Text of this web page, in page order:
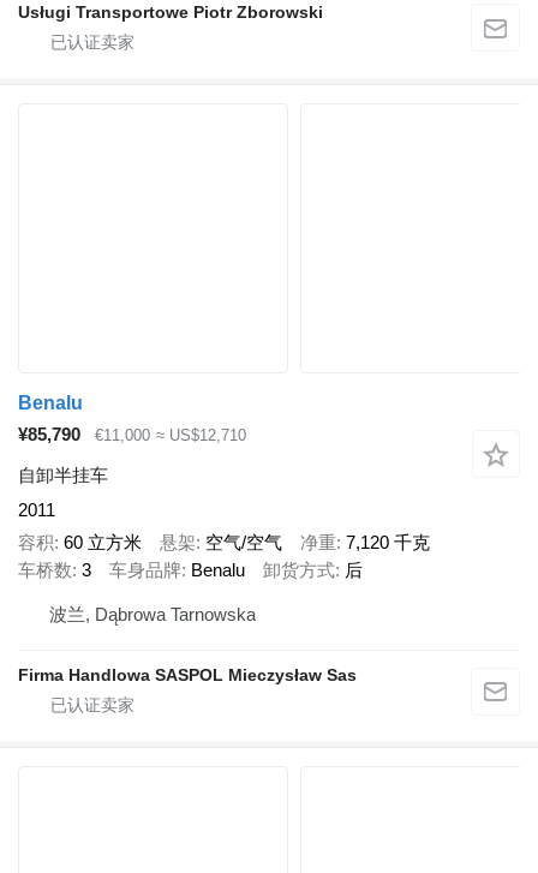
Usługi Transportowe Piotr Zborowski
Benalu
¥85,790
€11,000 ≈ US$12,710
自卸半挂车
2011
容积 60 立方米 悬架 空气/空气 净重 7,120 千克
车桥数 3 车身品牌 Benalu 卸货方式 后
波兰, Dąbrowa Tarnowska
Firma Handlowa SASPOL Mieczysław Sas